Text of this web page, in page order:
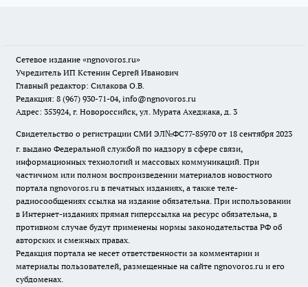
Сетевое издание «ngnovoros.ru»
Учредитель ИП Кстенин Сергей Иванович
Главный редактор: Силакова О.В.
Редакция: 8 (967) 930-71-04, info@ngnovoros.ru
Адрес: 353924, г. Новороссийск, ул. Мурата Ахеджака, д. 3
Свидетельство о регистрации СМИ ЭЛ№ФС77-85970 от 18 сентября 2023
г. выдано Федеральной службой по надзору в сфере связи,
информационных технологий и массовых коммуникаций. При
частичном или полном воспроизведении материалов новостного
портала ngnovoros.ru в печатных изданиях, а также теле-
радиосообщениях ссылка на издание обязательна. При использовании
в Интернет-изданиях прямая гиперссылка на ресурс обязательна, в
противном случае будут применены нормы законодательства РФ об
авторских и смежных правах.
Редакция портала не несет ответственности за комментарии и
материалы пользователей, размещенные на сайте ngnovoros.ru и его
субдоменах.